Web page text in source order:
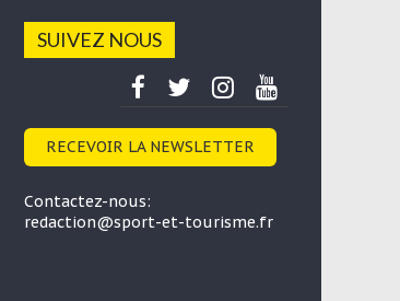
SUIVEZ NOUS
RECEVOIR LA NEWSLETTER
Contactez-nous:
redaction@sport-et-tourisme.fr